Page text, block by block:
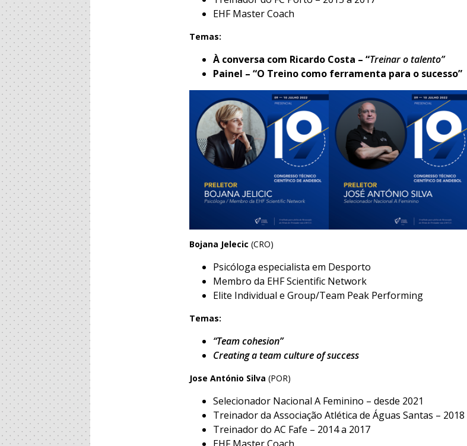
EHF Master Coach
Temas:
À conversa com Ricardo Costa – “Treinar o talento”
Painel – “O Treino como ferramenta para o sucesso”
Bojana Jelecic(CRO)
Psicóloga especialista em Desporto
Membro da EHF Scientific Network
Elite Individual e Group/Team Peak Performing
Temas:
“Team cohesion”
Creating a team culture of success
Jose António Silva (POR)
Selecionador Nacional A Feminino – desde 2021
Treinador da Associação Atlética de Águas Santas – 2018
Treinador do AC Fafe – 2014 a 2017